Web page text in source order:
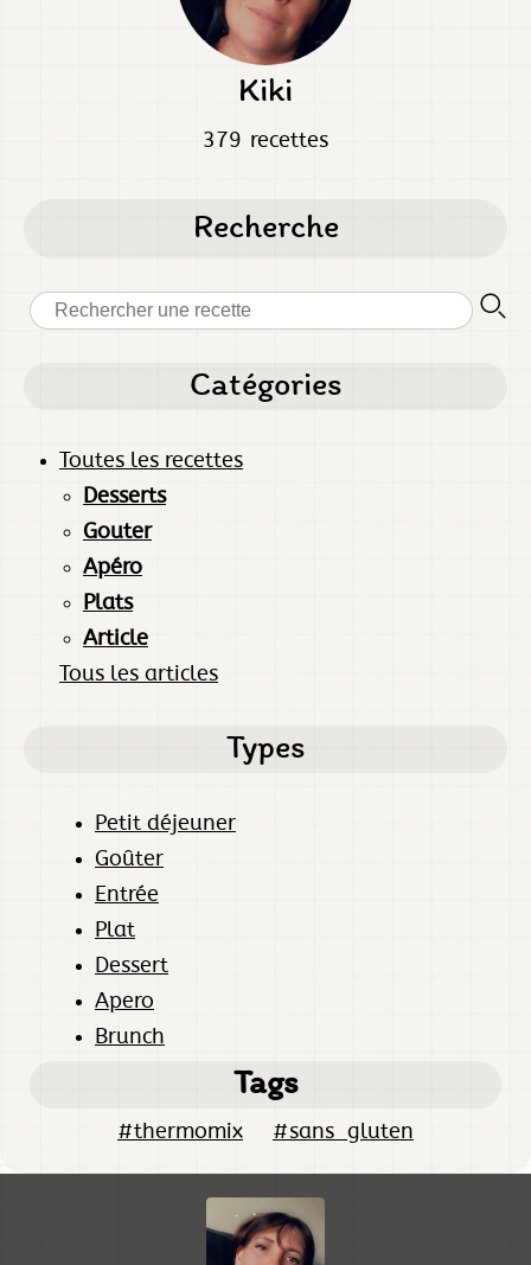
Kiki
379 recettes
Recherche
Catégories
Toutes les recettes
Desserts
Gouter
Apéro
Plats
Article
Tous les articles
Types
Petit déjeuner
Goûter
Entrée
Plat
Dessert
Apero
Brunch
Tags
#thermomix #sans_gluten